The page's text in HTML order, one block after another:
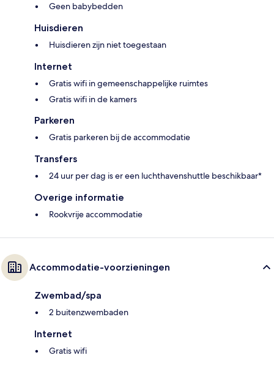
Geen babybedden
Huisdieren
Huisdieren zijn niet toegestaan
Internet
Gratis wifi in gemeenschappelijke ruimtes
Gratis wifi in de kamers
Parkeren
Gratis parkeren bij de accommodatie
Transfers
24 uur per dag is er een luchthavenshuttle beschikbaar*
Overige informatie
Rookvrije accommodatie
Accommodatie-voorzieningen
Zwembad/spa
2 buitenzwembaden
Internet
Gratis wifi